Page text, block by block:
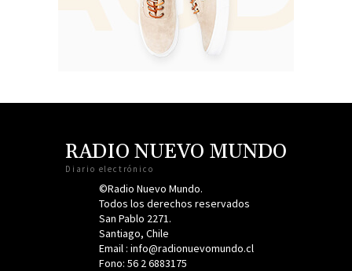
RADIO NUEVO MUNDO
Diario electrónico
©Radio Nuevo Mundo.
Todos los derechos reservados
San Pablo 2271.
Santiago, Chile
Email : info@radionuevomundo.cl
Fono: 56 2 6883175